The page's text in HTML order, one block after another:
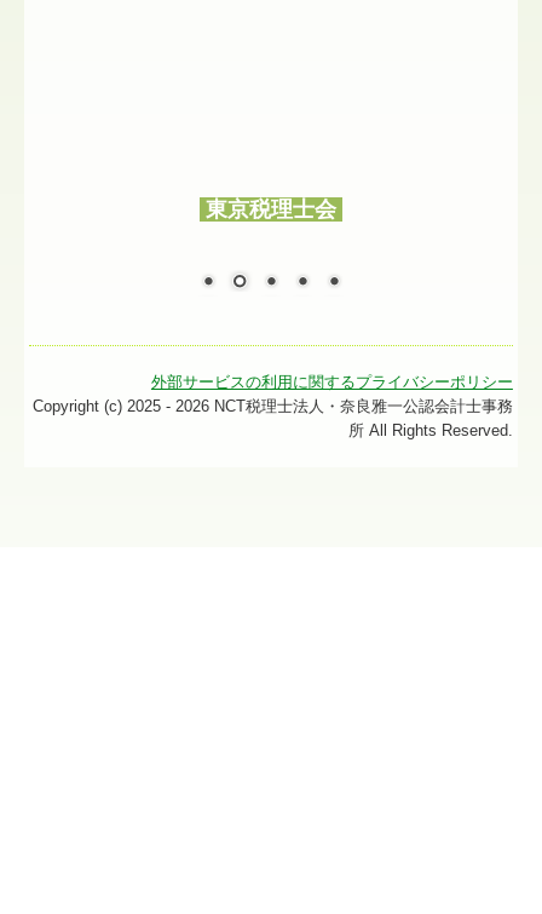
東京税理士会
外部サービスの利用に関するプライバシーポリシー
Copyright (c) 2025 - 2026 NCT税理士法人・奈良雅一公認会計士事務
所 All Rights Reserved.